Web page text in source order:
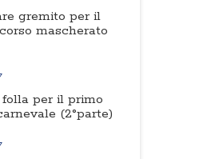
gremito per il
mascherato
per il primo
(2°parte)